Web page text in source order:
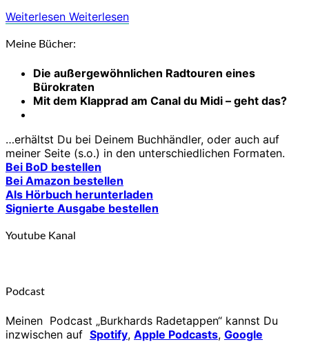
Weiterlesen Weiterlesen
Meine Bücher:
Die außergewöhnlichen Radtouren eines
Bürokraten
Mit dem Klapprad am Canal du Midi – geht das?
…erhältst Du bei Deinem Buchhändler, oder auch auf
meiner Seite (s.o.) in den unterschiedlichen Formaten.
Bei BoD bestellen
Bei Amazon bestellen
Als Hörbuch herunterladen
Signierte Ausgabe bestellen
Youtube Kanal
Podcast
Meinen Podcast „Burkhards Radetappen“ kannst Du
inzwischen auf Spotify, Apple Podcasts, Google